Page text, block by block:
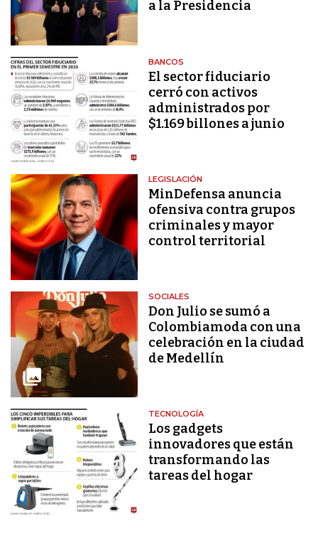
a la Presidencia
BANCOS
El sector fiduciario
cerró con activos
administrados por
$1.169 billones a junio
LEGISLACIÓN
MinDefensa anuncia
ofensiva contra grupos
criminales y mayor
control territorial
SOCIALES
Don Julio se sumó a
Colombiamoda con una
celebración en la ciudad
de Medellín
TECNOLOGÍA
Los gadgets
innovadores que están
transformando las
tareas del hogar